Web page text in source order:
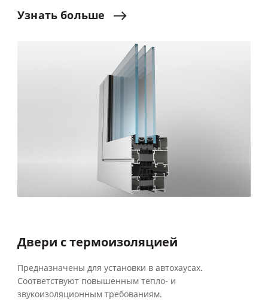
Узнать больше
Двери с термоизоляцией
Предназначены для установки в автохаусах.
Соответствуют повышенным тепло- и
звукоизоляционным требованиям.